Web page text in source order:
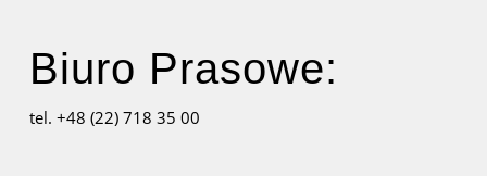
Biuro Prasowe:
tel. +48 (22) 718 35 00